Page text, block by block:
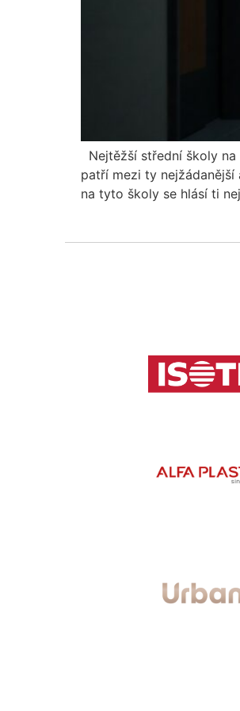
Nejtěžší střední školy
patří mezi ty
na tyto školy se hlásí ti